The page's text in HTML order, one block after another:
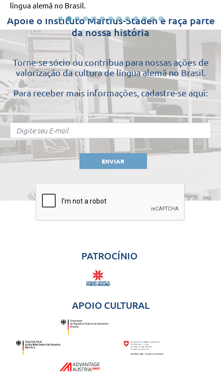
língua alemã no Brasil.
Apoie o Instituto Martius-Staden e faça parte
da nossa história
Torne-se sócio ou contribua para nossas ações de
valorização da cultura de língua alemã no Brasil.
Para receber mais informações, cadastre-se aqui:
ENVIAR
PATROCÍNIO
APOIO CULTURAL